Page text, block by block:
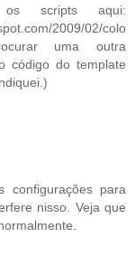
scripts aqui:
2009/02/colo
uma outra
código do template
configurações para
nisso. Veja que